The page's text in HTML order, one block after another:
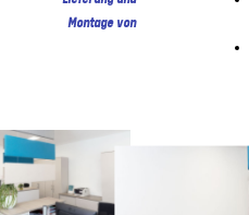
Montage von